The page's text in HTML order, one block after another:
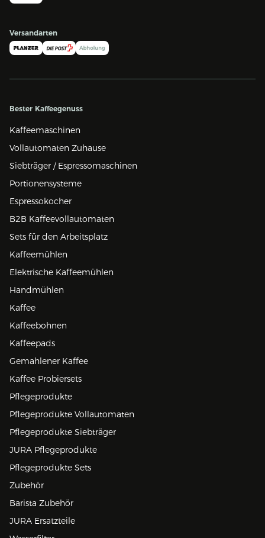
Versandarten
Bester Kaffeegenuss
Kaffeemaschinen
Vollautomaten Zuhause
Siebträger / Espressomaschinen
Portionensysteme
Espressokocher
B2B Kaffeevollautomaten
Sets für den Arbeitsplatz
Kaffeemühlen
Elektrische Kaffeemühlen
Handmühlen
Kaffee
Kaffeebohnen
Kaffeepads
Gemahlener Kaffee
Kaffee Probiersets
Pflegeprodukte
Pflegeprodukte Vollautomaten
Pflegeprodukte Siebträger
JURA Pflegeprodukte
Pflegeprodukte Sets
Zubehör
Barista Zubehör
JURA Ersatzteile